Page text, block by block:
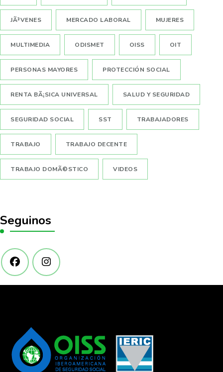
JÃ³VENES MERCADO LABORAL MUJERES
MULTIMEDIA ODISMET OISS OIT
PERSONAS MAYORES PROTECCIÓN SOCIAL
RENTA BÃ¡SICA UNIVERSAL SALUD Y SEGURIDAD
SEGURIDAD SOCIAL SST TRABAJADORES
TRABAJO TRABAJO DECENTE
TRABAJO DOMÃ©STICO VIDEOS
Seguinos